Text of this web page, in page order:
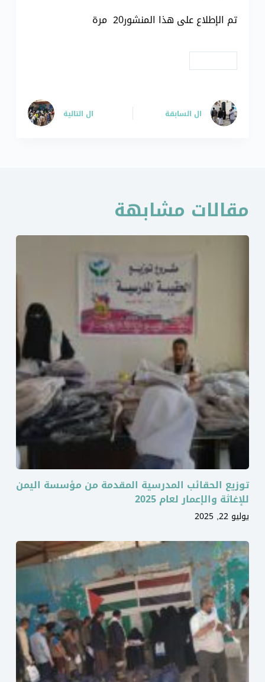
تم الإطلاع على هذا المنشور20 مرة
الالسابقة ال التالية
مقالات مشابهة
توزيع الحقائب المدرسية المقدمة من مؤسسة اليمن
للإغاثة والإعمار لعام 2025
يوليو 22, 2025